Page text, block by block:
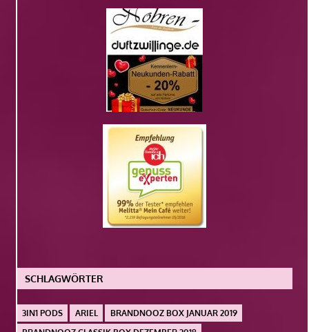
SCHLAGWÖRTER
3IN1 PODS ARIEL
BRANDNOOZ BOX JANUAR 2019